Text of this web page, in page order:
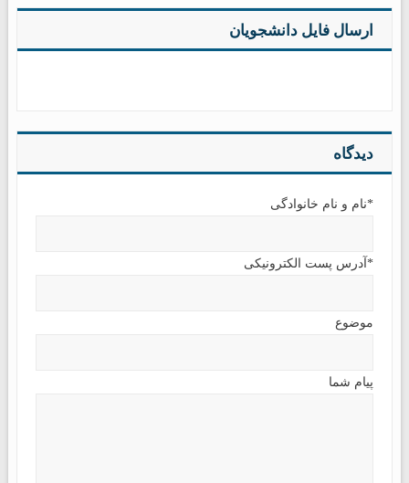
ارسال فایل دانشجویان
دیدگاه
*نام و نام خانوادگی
*آدرس پست الکترونیکی
موضوع
پیام شما